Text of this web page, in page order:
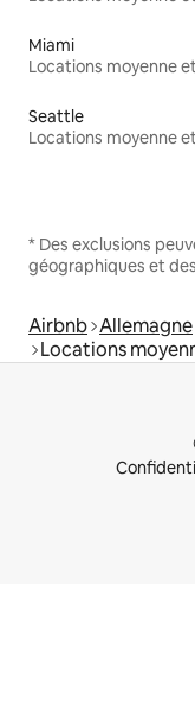
Miami
Seattle
* Des exclusions
géographiques et
Airbnb Allemagne
Locations